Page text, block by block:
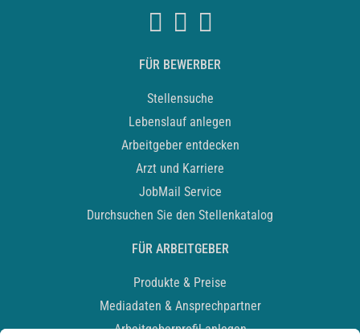
FÜR BEWERBER
Stellensuche
Lebenslauf anlegen
Arbeitgeber entdecken
Arzt und Karriere
JobMail Service
Durchsuchen Sie den Stellenkatalog
FÜR ARBEITGEBER
Produkte & Preise
Mediadaten & Ansprechpartner
Arbeitgeberprofil anlegen